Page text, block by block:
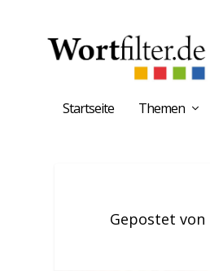
Startseite Themen
Gepostet von